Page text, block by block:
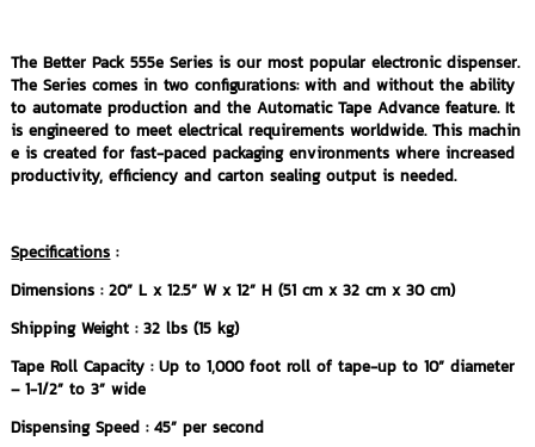
The Better Pack 555e Series is our most popular electronic dispenser.
The Series comes in two configurations: with and without the ability
to automate production and the Automatic Tape Advance feature. It
is engineered to meet electrical requirements worldwide. This machin
e is created for fast-paced packaging environments where increased
productivity, efficiency and carton sealing output is needed.
Specifications :
Dimensions : 20” L x 12.5” W x 12” H (51 cm x 32 cm x 30 cm)
Shipping Weight : 32 lbs (15 kg)
Tape Roll Capacity : Up to 1,000 foot roll of tape-up to 10” diameter
– 1-1/2” to 3” wide
Dispensing Speed : 45” per second